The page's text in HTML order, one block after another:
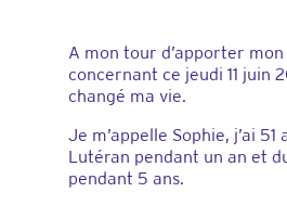
A mon tour d’apporter
concernant ce jeudi 11 juin
changé ma vie.
Je m’appelle Sophie, j’ai 51
Lutéran pendant un an et
pendant 5 ans.